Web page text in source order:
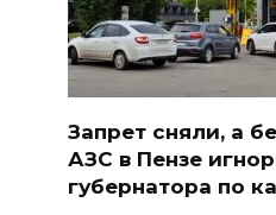
Запрет сняли, а
АЗС в Пензе
губернатора по